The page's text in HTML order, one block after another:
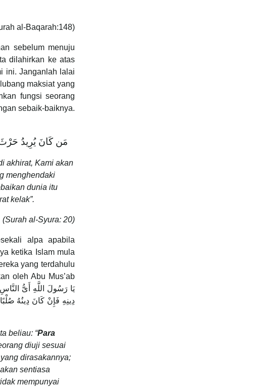
al-Baqarah:148)
sebelum menuju
dilahirkan ke atas
ini. Janganlah lalai
maksiat yang
fungsi seorang
sebaik-baiknya.
مَن كَانَ يُرِيدُ حَرْثَ
akhirat, Kami akan
menghendaki
dunia itu
kelak”.
(Surah al-Syura: 20)
alpa apabila
ketika Islam mula
yang terdahulu
oleh Abu Mus’ab
يَا رَسُولَ اللَّهِ أَىُّ
دِينِهِ فَإِنْ كَانَ دِينُهُ
beliau: “Para
diuji sesuai
dirasakannya;
sentiasa
mempunyai